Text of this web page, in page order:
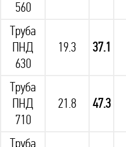
560
Труба
ПНД
630
19.3 37.1
Труба
ПНД
710
21.8 47.3
Труба